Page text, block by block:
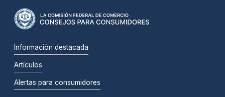
Información destacada
Artículos
Alertas para consumidores